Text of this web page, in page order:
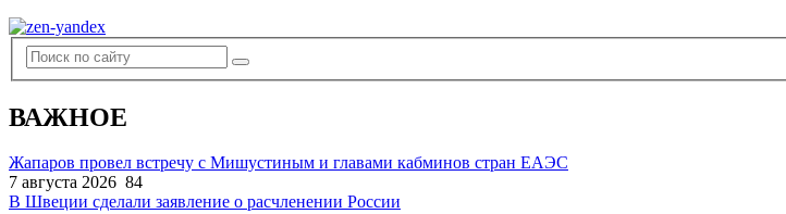
ВАЖНОЕ
Жапаров провел встречу с Мишустиным и главами кабминов стран ЕАЭС
7 августа 2026 84
В Швеции сделали заявление о расчленении России